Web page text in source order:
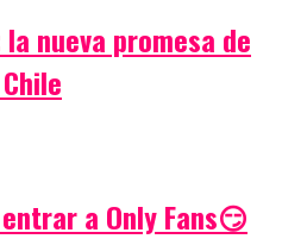
nueva promesa de
a Only Fans😏